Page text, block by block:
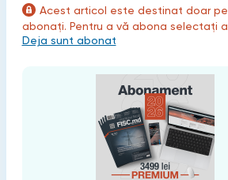
Acest articol este destinat doar
abonați. Pentru a vă abona selectați
Deja sunt abonat